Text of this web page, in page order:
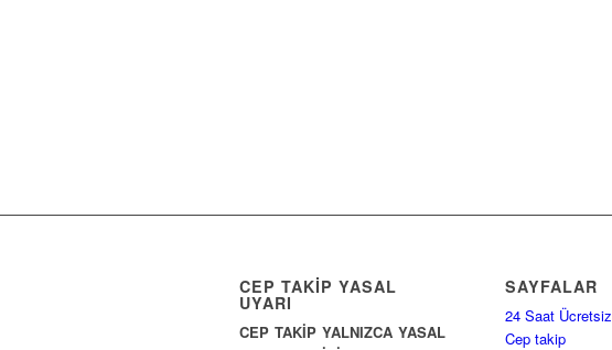
CEP TAKİP YASAL
UYARI
CEP TAKİP YALNIZCA YASAL
SAYFALAR
24 Saat Ücretsiz
Cep takip